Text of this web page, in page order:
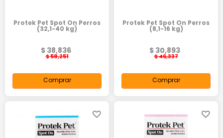
Protek Pet Spot On Perros
(32,1-40 kg)
$ 38,836
$ 58,251
Comprar
Protek Pet Spot On Perros
(8,1-16 kg)
$ 30,893
$ 46,337
Comprar